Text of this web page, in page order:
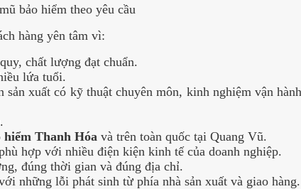
bảo hiểm theo yêu cầu
hàng yên tâm vì:
chất lượng đạt chuẩn.
lứa tuổi.
xuất có kỹ thuật chuyên môn, kinh nghiệm vận
hiểm Thanh Hóa và trên toàn quốc tại Quang Vũ.
hợp với nhiều điện kiện kinh tế của doanh nghiệp.
đúng thời gian và đúng địa chỉ.
những lỗi phát sinh từ phía nhà sản xuất và giao hàng.